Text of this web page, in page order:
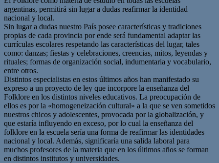
argentinas, permitirá sin lugar a dudas reafirmar la identidad
nacional y local.
Sin lugar a dudas nuestro País posee características y tradiciones
propias de cada provincia por ende será fundamental adaptar las
currículas escolares respetando las características del lugar, tales
como: danzas; fiestas y celebraciones, creencias, mitos, leyendas y
rituales; formas de organización social, indumentaria y vocabulario,
entre otros.
Distintos especialistas en estos últimos años han manifestado su
expreso a un proyecto de ley que incorpore la enseñanza del
Folklore en los distintos niveles educativos. La preocupación de
ellos es por la «homogeneización cultural» a la que se ven sometidos
nuestros chicos y adolescentes, provocada por la globalización, y
que estaría influyendo en exceso, por lo cual la enseñanza del
folklore en la escuela sería una forma de reafirmar las identidades
nacional y local. Además, significaría una salida laboral para
muchos profesores de la materia que en los últimos años se forman
en distintos institutos y universidades.